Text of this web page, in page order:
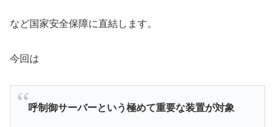
など国家安全保障に直結します。
今回は
呼制御サーバーという極めて重要な装置が対象